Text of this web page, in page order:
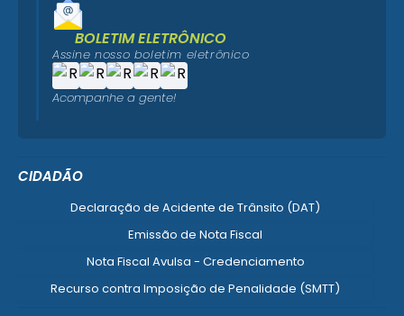
CIDADÃO
Declaração de Acidente de Trânsito (DAT)
Emissão de Nota Fiscal
Nota Fiscal Avulsa - Credenciamento
Recurso contra Imposição de Penalidade (SMTT)
BOLETIM ELETRÔNICO
Assine nosso boletim eletrônico
Acompanhe a gente!